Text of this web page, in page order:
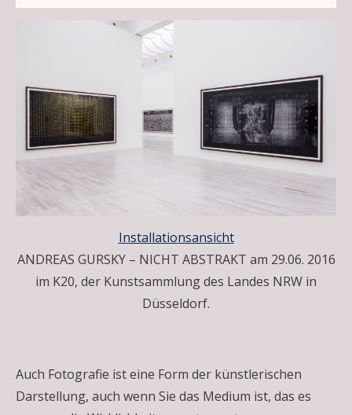
Installationsansicht
ANDREAS GURSKY – NICHT ABSTRAKT am 29.06. 2016
im K20, der Kunstsammlung des Landes NRW in
Düsseldorf.
Auch Fotografie ist eine Form der künstlerischen
Darstellung, auch wenn Sie das Medium ist, das es